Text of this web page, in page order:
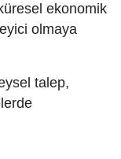
ekonomik
olmaya
talep,